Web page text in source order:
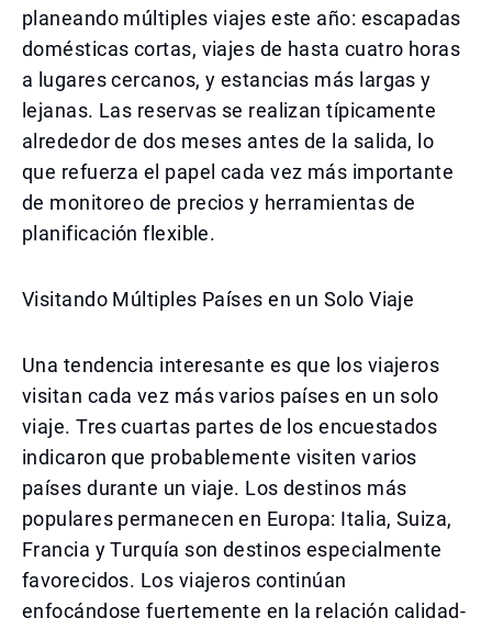
planeando múltiples viajes este año: escapadas
domésticas cortas, viajes de hasta cuatro horas
a lugares cercanos, y estancias más largas y
lejanas. Las reservas se realizan típicamente
alrededor de dos meses antes de la salida, lo
que refuerza el papel cada vez más importante
de monitoreo de precios y herramientas de
planificación flexible.
Visitando Múltiples Países en un Solo Viaje
Una tendencia interesante es que los viajeros
visitan cada vez más varios países en un solo
viaje. Tres cuartas partes de los encuestados
indicaron que probablemente visiten varios
países durante un viaje. Los destinos más
populares permanecen en Europa: Italia, Suiza,
Francia y Turquía son destinos especialmente
favorecidos. Los viajeros continúan
enfocándose fuertemente en la relación calidad-